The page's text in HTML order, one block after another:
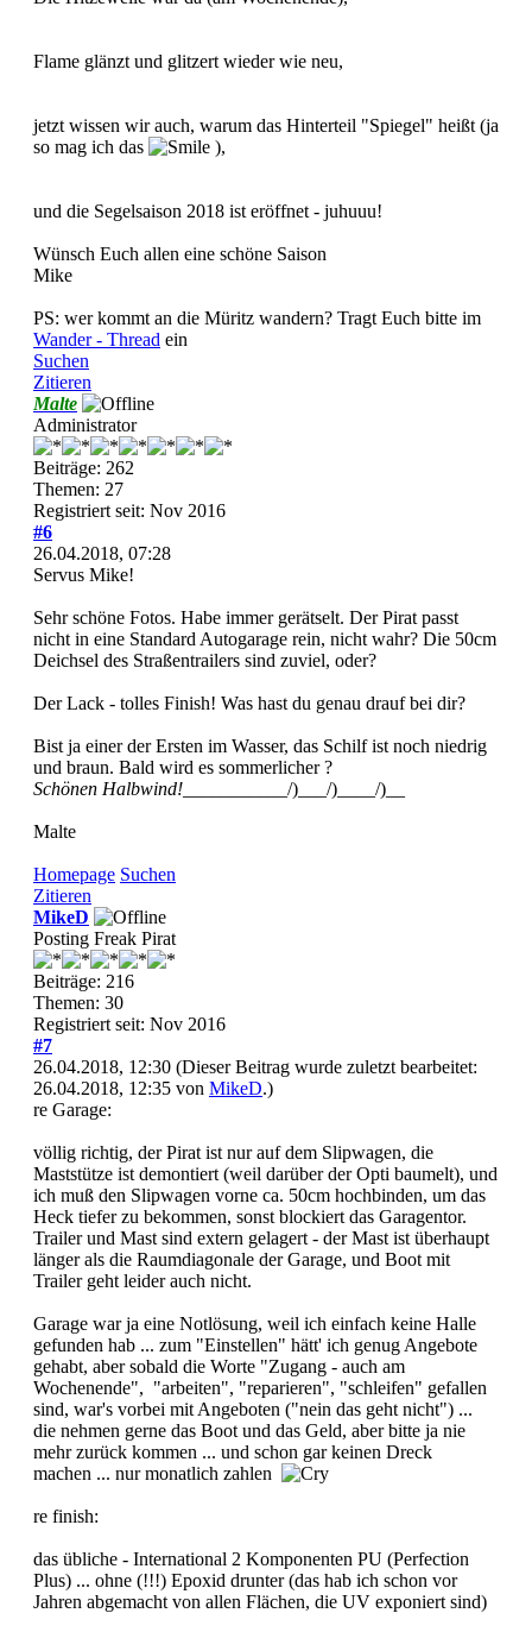
Flame glänzt und glitzert wieder wie neu,
jetzt wissen wir auch, warum das Hinterteil "Spiegel" heißt (ja
so mag ich das
),
und die Segelsaison 2018 ist eröffnet - juhuuu!
Wünsch Euch allen eine schöne Saison
Mike
PS: wer kommt an die Müritz wandern? Tragt Euch bitte im
Wander - Thread ein
Suchen
Zitieren
Malte
Administrator
Beiträge: 262
Themen: 27
Registriert seit: Nov 2016
#6
26.04.2018, 07:28
Servus Mike!
Sehr schöne Fotos. Habe immer gerätselt. Der Pirat passt
nicht in eine Standard Autogarage rein, nicht wahr? Die 50cm
Deichsel des Straßentrailers sind zuviel, oder?
Der Lack - tolles Finish! Was hast du genau drauf bei dir?
Bist ja einer der Ersten im Wasser, das Schilf ist noch niedrig
und braun. Bald wird es sommerlicher ?
Schönen Halbwind! ___________/)___/)____/)__
Malte
Homepage Suchen
Zitieren
MikeD
Posting Freak Pirat
Beiträge: 216
Themen: 30
Registriert seit: Nov 2016
#7
26.04.2018, 12:30 (Dieser Beitrag wurde zuletzt bearbeitet:
26.04.2018, 12:35 von MikeD.)
re Garage:
völlig richtig, der Pirat ist nur auf dem Slipwagen, die
Maststütze ist demontiert (weil darüber der Opti baumelt), und
ich muß den Slipwagen vorne ca. 50cm hochbinden, um das
Heck tiefer zu bekommen, sonst blockiert das Garagentor.
Trailer und Mast sind extern gelagert - der Mast ist überhaupt
länger als die Raumdiagonale der Garage, und Boot mit
Trailer geht leider auch nicht.
Garage war ja eine Notlösung, weil ich einfach keine Halle
gefunden hab ... zum "Einstellen" hätt' ich genug Angebote
gehabt, aber sobald die Worte "Zugang - auch am
Wochenende", "arbeiten", "reparieren", "schleifen" gefallen
sind, war's vorbei mit Angeboten ("nein das geht nicht") ...
die nehmen gerne das Boot und das Geld, aber bitte ja nie
mehr zurück kommen ... und schon gar keinen Dreck
machen ... nur monatlich zahlen
re finish:
das übliche - International 2 Komponenten PU (Perfection
Plus) ... ohne (!!!) Epoxid drunter (das hab ich schon vor
Jahren abgemacht von allen Flächen, die UV exponiert sind)